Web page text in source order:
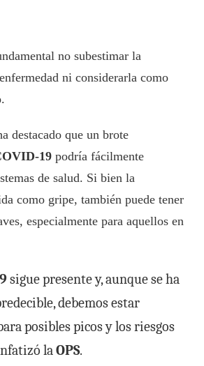
no subestimar la
ni considerarla como
destacado que un brote
19 podría fácilmente
de salud. Si bien la
como gripe, también puede tener
especialmente para aquellos en
sigue presente y, aunque se ha
debemos estar
posibles picos y los riesgos
laOPS.